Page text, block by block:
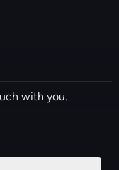
with you.